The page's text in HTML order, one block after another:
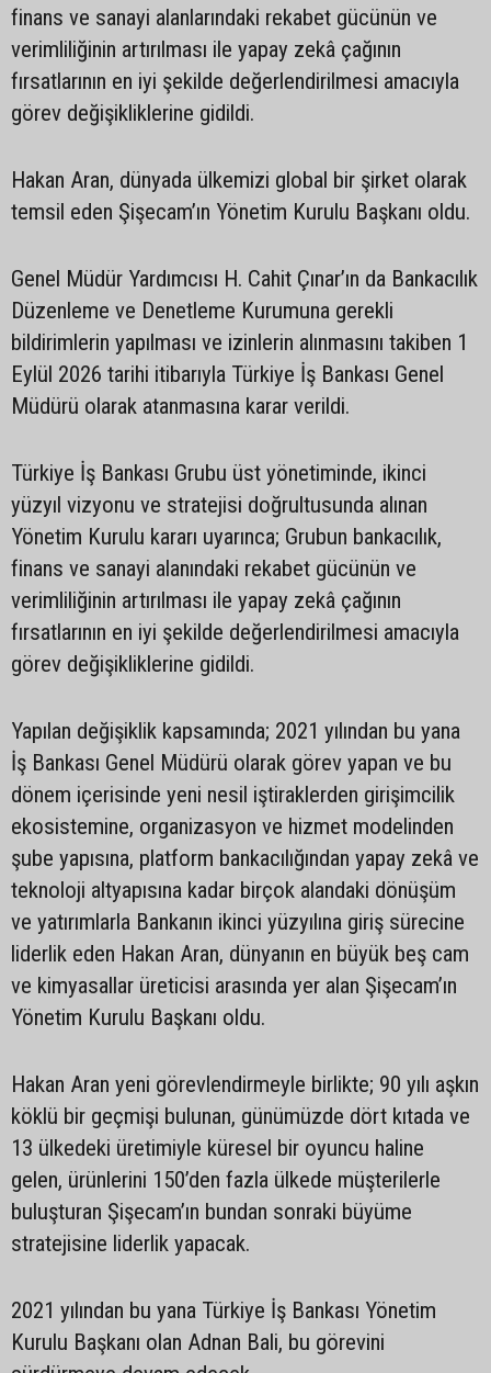
finans ve sanayi alanlarındaki rekabet gücünün ve
verimliliğinin artırılması ile yapay zekâ çağının
fırsatlarının en iyi şekilde değerlendirilmesi amacıyla
görev değişikliklerine gidildi.
Hakan Aran, dünyada ülkemizi global bir şirket olarak
temsil eden Şişecam’ın Yönetim Kurulu Başkanı oldu.
Genel Müdür Yardımcısı H. Cahit Çınar’ın da Bankacılık
Düzenleme ve Denetleme Kurumuna gerekli
bildirimlerin yapılması ve izinlerin alınmasını takiben 1
Eylül 2026 tarihi itibarıyla Türkiye İş Bankası Genel
Müdürü olarak atanmasına karar verildi.
Türkiye İş Bankası Grubu üst yönetiminde, ikinci
yüzyıl vizyonu ve stratejisi doğrultusunda alınan
Yönetim Kurulu kararı uyarınca; Grubun bankacılık,
finans ve sanayi alanındaki rekabet gücünün ve
verimliliğinin artırılması ile yapay zekâ çağının
fırsatlarının en iyi şekilde değerlendirilmesi amacıyla
görev değişikliklerine gidildi.
Yapılan değişiklik kapsamında; 2021 yılından bu yana
İş Bankası Genel Müdürü olarak görev yapan ve bu
dönem içerisinde yeni nesil iştiraklerden girişimcilik
ekosistemine, organizasyon ve hizmet modelinden
şube yapısına, platform bankacılığından yapay zekâ ve
teknoloji altyapısına kadar birçok alandaki dönüşüm
ve yatırımlarla Bankanın ikinci yüzyılına giriş sürecine
liderlik eden Hakan Aran, dünyanın en büyük beş cam
ve kimyasallar üreticisi arasında yer alan Şişecam’ın
Yönetim Kurulu Başkanı oldu.
Hakan Aran yeni görevlendirmeyle birlikte; 90 yılı aşkın
köklü bir geçmişi bulunan, günümüzde dört kıtada ve
13 ülkedeki üretimiyle küresel bir oyuncu haline
gelen, ürünlerini 150’den fazla ülkede müşterilerle
buluşturan Şişecam’ın bundan sonraki büyüme
stratejisine liderlik yapacak.
2021 yılından bu yana Türkiye İş Bankası Yönetim
Kurulu Başkanı olan Adnan Bali, bu görevini